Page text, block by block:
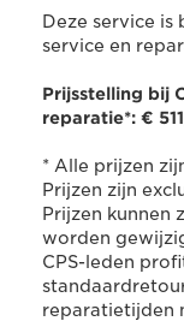
Deze service is
service en
Prijsstelling bij
reparatie*: €
* Alle prijzen
Prijzen zijn
Prijzen kunnen
worden
CPS-leden
reparatietijden